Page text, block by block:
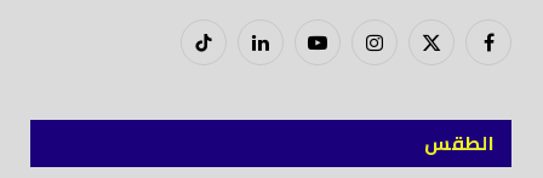
فيسبوكX
إنستغراميوتيوب لينكدودتيك
الطقس